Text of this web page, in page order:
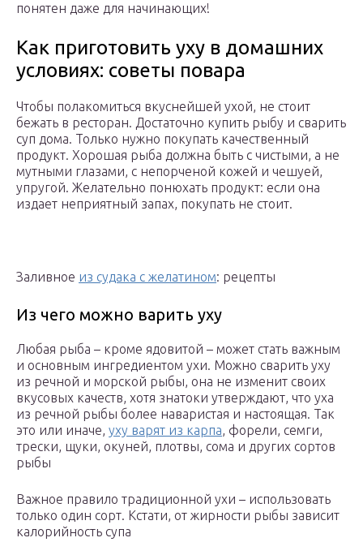
понятен даже для начинающих!
Как приготовить уху в домашних
условиях: советы повара
Чтобы полакомиться вкуснейшей ухой, не стоит
бежать в ресторан. Достаточно купить рыбу и сварить
суп дома. Только нужно покупать качественный
продукт. Хорошая рыба должна быть с чистыми, а не
мутными глазами, с непорченой кожей и чешуей,
упругой. Желательно понюхать продукт: если она
издает неприятный запах, покупать не стоит.
Заливное из судака с желатином: рецепты
Из чего можно варить уху
Любая рыба – кроме ядовитой – может стать важным
и основным ингредиентом ухи. Можно сварить уху
из речной и морской рыбы, она не изменит своих
вкусовых качеств, хотя знатоки утверждают, что уха
из речной рыбы более наваристая и настоящая. Так
это или иначе, уху варят из карпа, форели, семги,
трески, щуки, окуней, плотвы, сома и других сортов
рыбы
Важное правило традиционной ухи – использовать
только один сорт. Кстати, от жирности рыбы зависит
калорийность супа